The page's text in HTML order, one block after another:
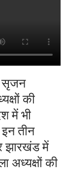
सृजन
की
में भी
इन तीन
झारखंड में
अध्यक्षों की